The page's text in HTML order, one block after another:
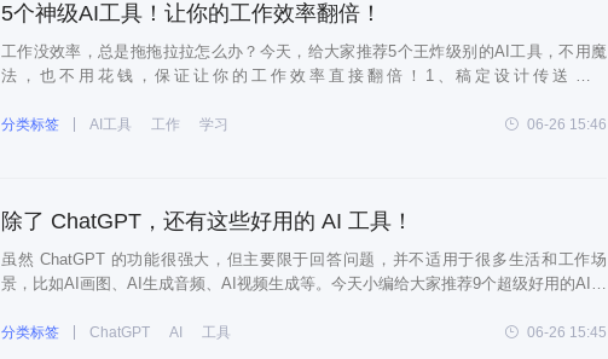
5个神级AI工具！让你的工作效率翻倍！
工作没效率，总是拖拖拉拉怎么办？今天，给大家推荐5个王炸级别的AI工具，不用魔
法，也不用花钱，保证让你的工作效率直接翻倍！1、稿定设计传送门：
智能，使用它可以大大提高你的作图效率。 只需
分类标签 AI工具 工作 学习 06-26 15:46
除了 ChatGPT，还有这些好用的 AI 工具！
虽然 ChatGPT 的功能很强大，但主要限于回答问题，并不适用于很多生活和工作场
景，比如AI画图、AI生成音频、AI视频生成等。今天小编给大家推荐9个超级好用的AI工
分类标签 ChatGPT AI 工具 06-26 15:45